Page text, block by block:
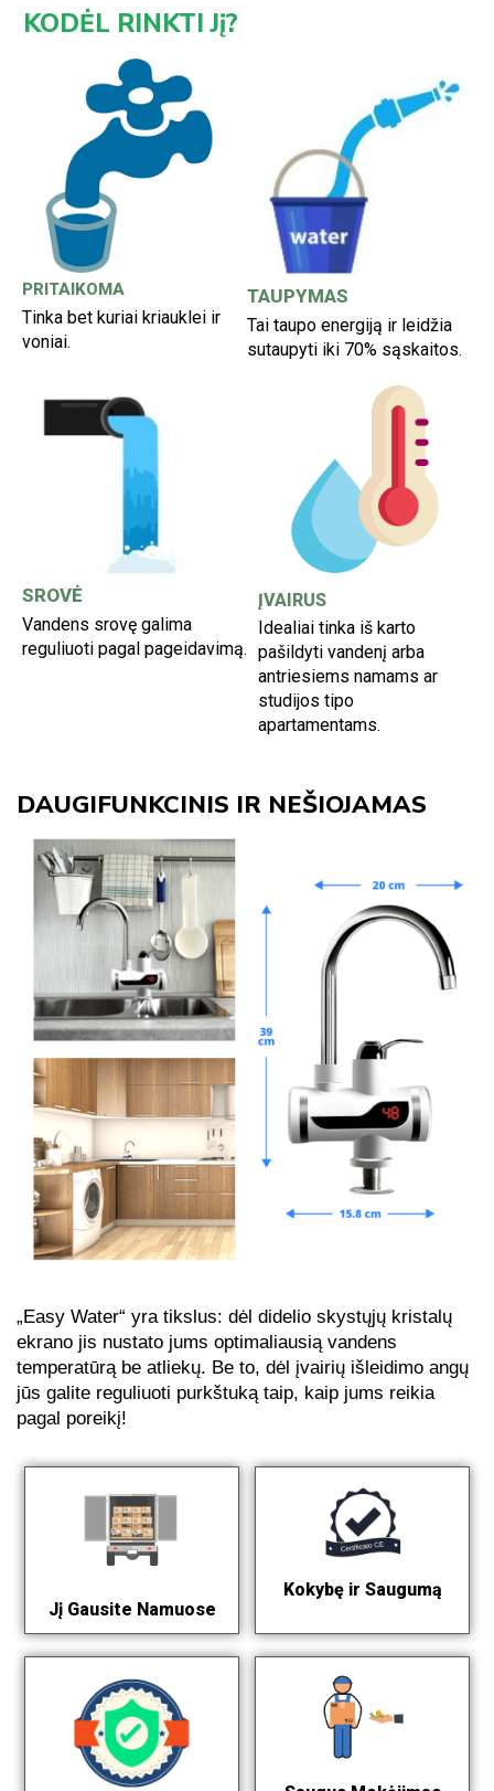
KODĖL RINKTI Jį?
PRITAIKOMA
Tinka bet kuriai kriauklei ir
voniai.
TAUPYMAS
Tai taupo energiją ir leidžia
sutaupyti iki 70% sąskaitos.
SROVĖ
Vandens srovę galima
reguliuoti pagal pageidavimą.
ĮVAIRUS
Idealiai tinka iš karto
pašildyti vandenį arba
antriesiems namams ar
studijos tipo
apartamentams.
DAUGIFUNKCINIS IR NEŠIOJAMAS
„Easy Water“ yra tikslus: dėl didelio skystųjų kristalų
ekrano jis nustato jums optimaliausią vandens
temperatūrą be atliekų. Be to, dėl įvairių išleidimo angų
jūs galite reguliuoti purkštuką taip, kaip jums reikia
pagal poreikį!
Jį Gausite Namuose
Kokybę ir Saugumą